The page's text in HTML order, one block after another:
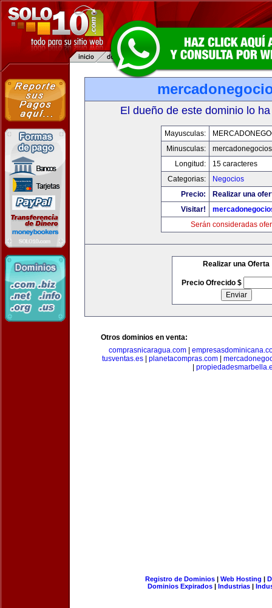
El dueño de este dominio lo
Mayusculas:
Minusculas:
Longitud:
15 caracteres
Categorias:
Negocios
Precio:
Realizar una
Visitar!
Serán consideradas
Realizar una Oferta
Precio Ofrecido $
Otros dominios en venta:
comprasnicaragua.com|
tusventas.es| planetacompras.com|
Registro de Dominios| Web Hosting |
Dominios Expirados | Industrias |